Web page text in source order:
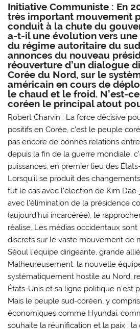
Initiative Communiste : En
très important mouvement
conduit à la chute du
a-t-il une évolution vers
du régime autoritaire du
annonces du nouveau
réouverture d’un dialogue
Corée du Nord, sur le
américain en cours de
le chaud et le froid. N’est-
coréen le principal atout
Robert Charvin : La force décisive
positifs en Corée, c’est le peuple
pas encore de bonnes relations
depuis la fin de la guerre mondiale,
puissances, en premier lieu des
Lorsqu’il se produit des
fut le cas avec l’élection de Kim
avec l’élimination de la présidence
(aujourd’hui incarcérée), le
réalise. Les médias occidentaux sont
discrets sur le vaste mouvement de
Séoul l’équipe dirigeante, grande
Malheureusement, la nouvelle
systématiquement hostile au Nord,
États-Unis et sa ligne politique n’est
Mais le peuple sud-coréen, y
économiques comme Hyundai,
souhaite la réunification et la paix :